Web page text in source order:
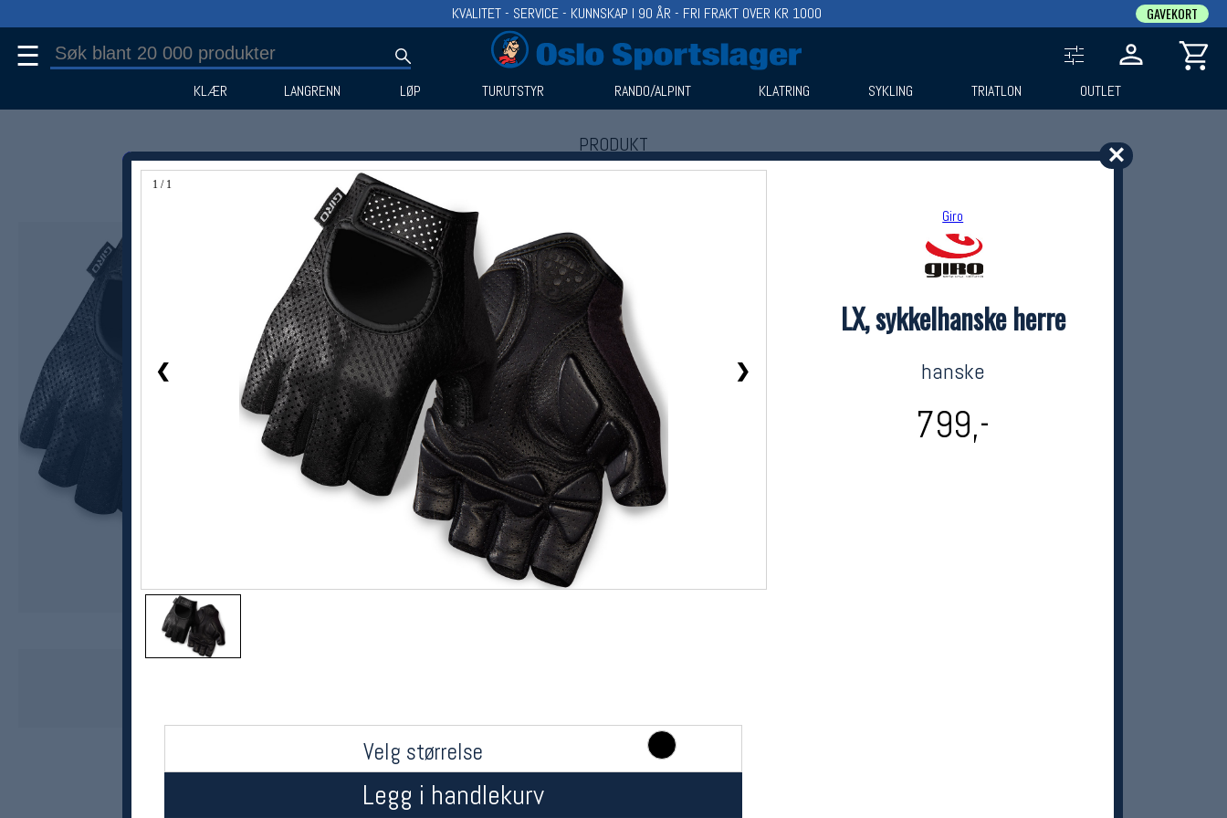
✕
1 / 1
❮ ❯
Giro
LX, sykkelhanske herre
hanske
799,-
Velg størrelse
Legg i handlekurv
KVALITET - SERVICE - KUNNSKAP I 90 ÅR - FRI FRAKT OVER KR 1000 GAVEKORT
☰
KLÆR LANGRENN LØP TURUTSTYR RANDO/ALPINT KLATRING SYKLING TRIATLON OUTLET
PRODUKT
Produkter (1)
Giro